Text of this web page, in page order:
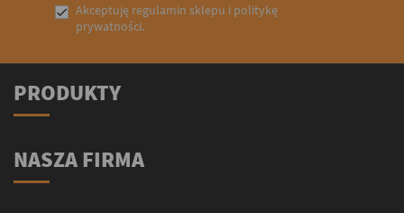
 Akceptuję regulamin sklepu i politykę
prywatności.
PRODUKTY
NASZA FIRMA